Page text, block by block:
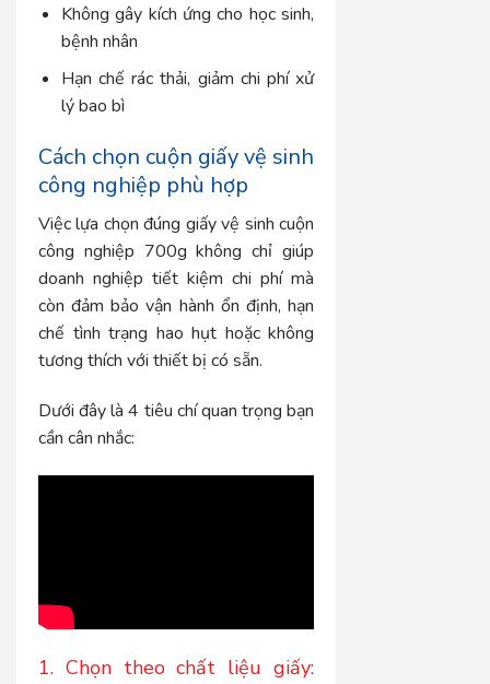
Không gây kích ứng cho học sinh,
bệnh nhân
Hạn chế rác thải, giảm chi phí xử
lý bao bì
Cách chọn cuộn giấy vệ sinh
công nghiệp phù hợp
Việc lựa chọn đúng giấy vệ sinh cuộn
công nghiệp 700g không chỉ giúp
doanh nghiệp tiết kiệm chi phí mà
còn đảm bảo vận hành ổn định, hạn
chế tình trạng hao hụt hoặc không
tương thích với thiết bị có sẵn.
Dưới đây là 4 tiêu chí quan trọng bạn
cần cân nhắc:
1. Chọn theo chất liệu giấy: